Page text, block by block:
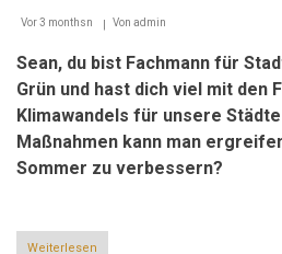
Vor 3 monthsn Von admin
Sean, du bist Fachmann für
Grün und hast dich viel mit den
Klimawandels für unsere
Maßnahmen kann man
Sommer zu verbessern?
Weiterlesen